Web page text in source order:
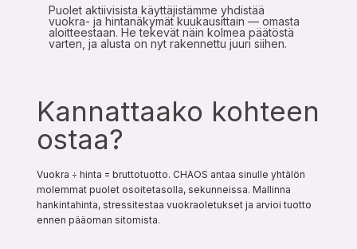
Puolet aktiivisista käyttäjistämme yhdistää
vuokra- ja hintanäkymät kuukausittain — omasta
aloitteestaan. He tekevät näin kolmea päätöstä
varten, ja alusta on nyt rakennettu juuri siihen.
Kannattaako kohteen
ostaa?
Vuokra ÷ hinta = bruttotuotto. CHAOS antaa sinulle yhtälön
molemmat puolet osoitetasolla, sekunneissa. Mallinna
hankintahinta, stressitestaa vuokraoletukset ja arvioi tuotto
ennen pääoman sitomista.